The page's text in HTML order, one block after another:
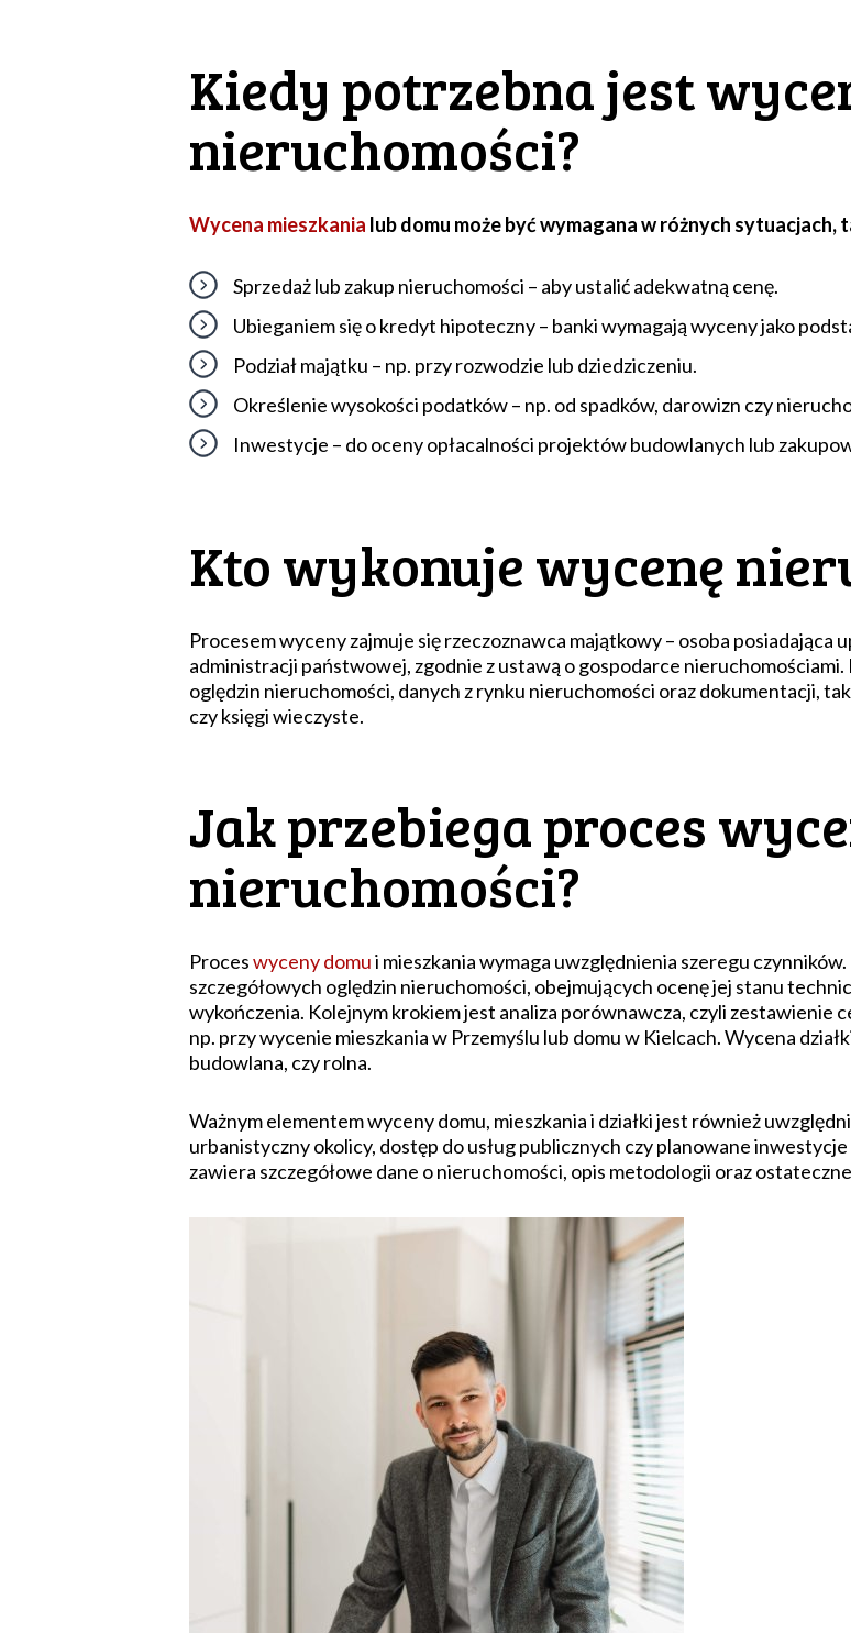
Kiedy potrzebna jest
nieruchomości?
Wycena mieszkania lub domu może być wymagana w różnych sytuacjach,
Sprzedaż lub zakup nieruchomości – aby ustalić adekwatną cenę.
Ubieganiem się o kredyt hipoteczny – banki wymagają wyceny jako
Podział majątku – np. przy rozwodzie lub dziedziczeniu.
Określenie wysokości podatków – np. od spadków, darowizn czy
Inwestycje – do oceny opłacalności projektów budowlanych lub
Kto wykonuje wycenę
Procesem wyceny zajmuje się rzeczoznawca majątkowy – osoba
administracji państwowej, zgodnie z ustawą o gospodarce
oględzin nieruchomości, danych z rynku nieruchomości oraz dokumentacji,
czy księgi wieczyste.
Jak przebiega proces
nieruchomości?
Proceswyceny domui mieszkania wymaga uwzględnienia szeregu
szczegółowych oględzin nieruchomości, obejmujących ocenę jej stanu
wykończenia. Kolejnym krokiem jest analiza porównawcza, czyli zestawienie
np. przy wycenie mieszkania w Przemyślu lub domu w Kielcach. Wycena
budowlana, czy rolna.
Ważnym elementem wyceny domu, mieszkania i działki jest również
urbanistyczny okolicy, dostęp do usług publicznych czy planowane
zawiera szczegółowe dane o nieruchomości, opis metodologii oraz